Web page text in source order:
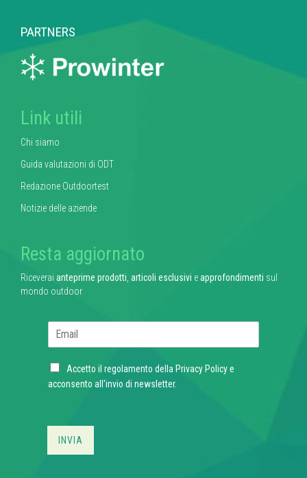
PARTNERS
Link utili
Chi siamo
Guida valutazioni di ODT
Redazione Outdoortest
Notizie delle aziende
Resta aggiornato
Riceverai anteprime prodotti articoli esclusivi eapprofondimenti sul
mondo outdoor
l
C
h
Accetto il regolamento della Privacy Policye
acconsento all'invio di newsletter.
INVIA